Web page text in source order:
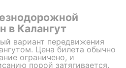
в Калангут
вариант передвижения
Цена билета обычно
ограничено, и
порой затягивается.